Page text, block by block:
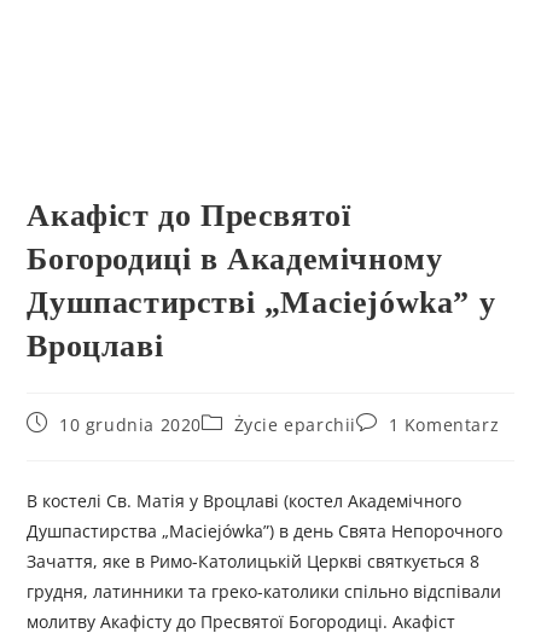
Акафіст до Пресвятої
Богородиці в Академічному
Душпастирстві „Maciejówka” у
Вроцлаві
10 grudnia 2020 Życie eparchii 1 Komentarz
В костелі Св. Матія у Вроцлаві (костел Академічного
Душпастирства „Maciejówka”) в день Свята Непорочного
Зачаття, яке в Римо-Католицькій Церкві святкується 8
грудня, латинники та греко-католики спільно відспівали
молитву Акафісту до Пресвятої Богородиці. Акафіст